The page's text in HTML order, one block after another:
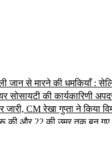
से मारने की धमकियाँ :
की कार्यकारिणी
जारी, CM रेखा गुप्ता ने
की और 22 की उम्र तक बन गए
चहेते वेडिंग फोटोग्राफर लक्ष्य